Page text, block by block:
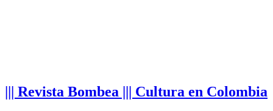
||| Revista Bombea ||| Cultura en Colombia